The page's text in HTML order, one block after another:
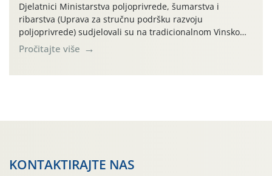
Djelatnici Ministarstva poljoprivrede, šumarstva i
ribarstva (Uprava za stručnu podršku razvoju
poljoprivrede) sudjelovali su na tradicionalnom Vinskom
forumu, održanom 24.07.2026. godine u Domu vinarske
tradicije u Putnikovićima na poluotoku Pelješcu, u
Pročitajte više
KONTAKTIRAJTE NAS